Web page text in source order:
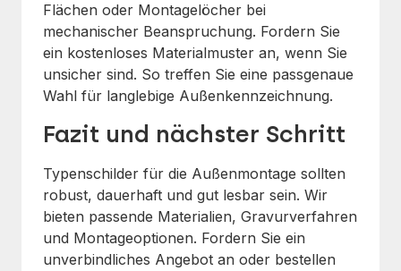
Flächen oder Montagelöcher bei
mechanischer Beanspruchung. Fordern Sie
ein kostenloses Materialmuster an, wenn Sie
unsicher sind. So treffen Sie eine passgenaue
Wahl für langlebige Außenkennzeichnung.
Fazit und nächster Schritt
Typenschilder für die Außenmontage sollten
robust, dauerhaft und gut lesbar sein. Wir
bieten passende Materialien, Gravurverfahren
und Montageoptionen. Fordern Sie ein
unverbindliches Angebot an oder bestellen